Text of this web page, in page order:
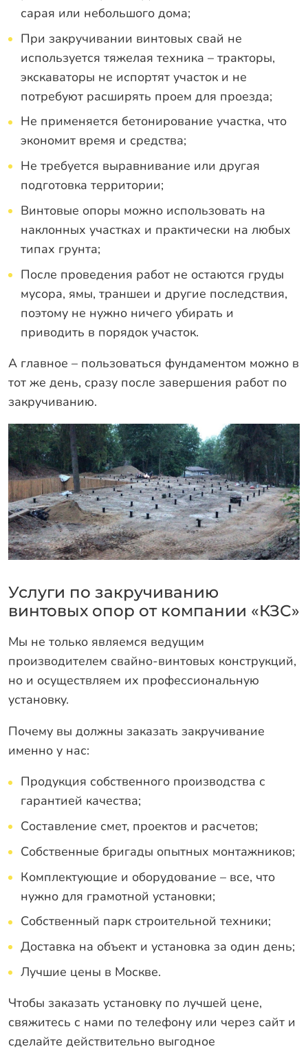
сарая или небольшого дома;
При закручивании винтовых свай не
используется тяжелая техника – тракторы,
экскаваторы не испортят участок и не
потребуют расширять проем для проезда;
Не применяется бетонирование участка, что
экономит время и средства;
Не требуется выравнивание или другая
подготовка территории;
Винтовые опоры можно использовать на
наклонных участках и практически на любых
типах грунта;
После проведения работ не остаются груды
мусора, ямы, траншеи и другие последствия,
поэтому не нужно ничего убирать и
приводить в порядок участок.
А главное – пользоваться фундаментом можно в
тот же день, сразу после завершения работ по
закручиванию.
Услуги по закручиванию
винтовых опор от компании «КЗС»
Мы не только являемся ведущим
производителем свайно-винтовых конструкций,
но и осуществляем их профессиональную
установку.
Почему вы должны заказать закручивание
именно у нас:
Продукция собственного производства с
гарантией качества;
Составление смет, проектов и расчетов;
Собственные бригады опытных монтажников;
Комплектующие и оборудование – все, что
нужно для грамотной установки;
Собственный парк строительной техники;
Доставка на объект и установка за один день;
Лучшие цены в Москве.
Чтобы заказать установку по лучшей цене,
свяжитесь с нами по телефону или через сайт и
сделайте действительно выгодное